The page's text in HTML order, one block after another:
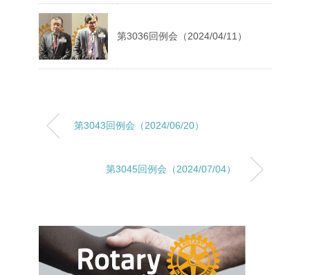
第3036回例会（2024/04/11）
第3043回例会（2024/06/20）
第3045回例会（2024/07/04）